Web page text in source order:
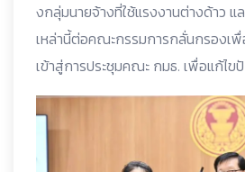
งกลุ่มนายจ้างที่ใช้แรงงานต่างด้าว แล
เหล่านี้ต่อคณะกรรมการกลั่นกรองเพื่
เข้าสู่การประชุมคณะ กมธ. เพื่อแก้ไข